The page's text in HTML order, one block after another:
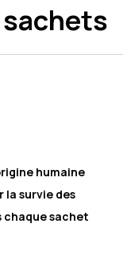
sachets
humaine
la survie des
chaque sachet